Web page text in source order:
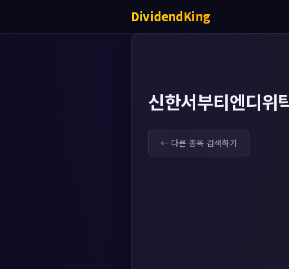
DividendKing
신한서부티엔디위
← 다른 종목 검색하기